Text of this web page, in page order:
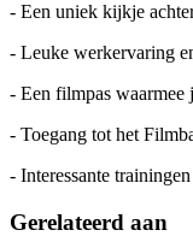
- Een uniek kijkje
- Leuke werkervaring
- Een filmpas
- Toegang tot het
- Interessante
Gerelateerd aan